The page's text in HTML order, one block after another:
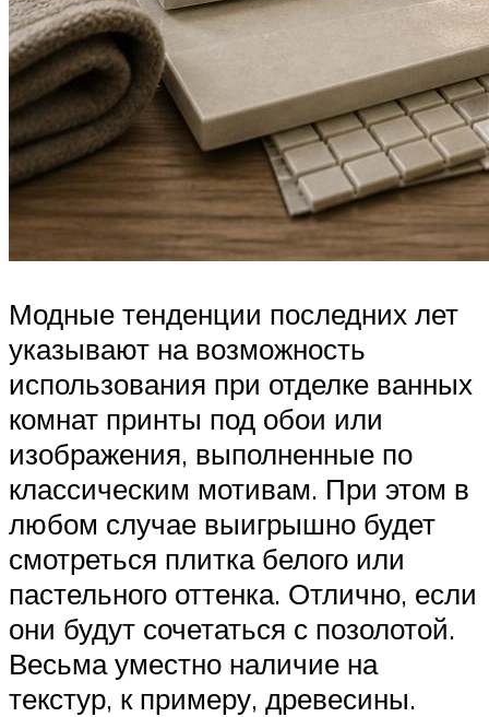
Модные тенденции последних лет
указывают на возможность
использования при отделке ванных
комнат принты под обои или
изображения, выполненные по
классическим мотивам. При этом в
любом случае выигрышно будет
смотреться плитка белого или
пастельного оттенка. Отлично, если
они будут сочетаться с позолотой.
Весьма уместно наличие на
текстур, к примеру, древесины.